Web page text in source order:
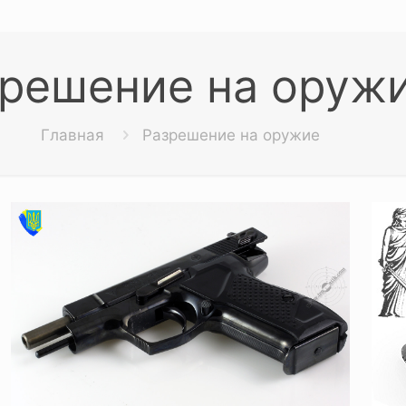
на
Главная Разрешение на оружие